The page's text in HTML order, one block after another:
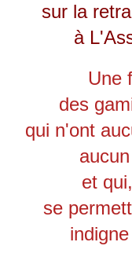
sur la
à
Une
des
qui n'ont
et
se